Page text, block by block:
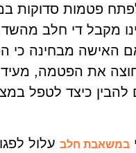
פטמות סדוקות
מקבל די חלב
האישה מבחינה כי
את הפטמה, מעיד
כיצד לטפל
במשאבת חלב עלול